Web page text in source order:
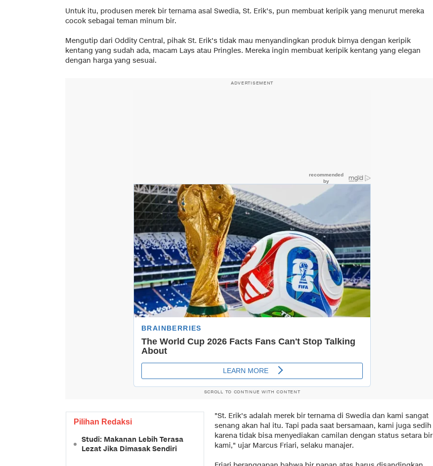
Untuk itu, produsen merek bir ternama asal Swedia, St. Erik's, pun membuat keripik yang menurut mereka
cocok sebagai teman minum bir.
Mengutip dari Oddity Central, pihak St. Erik's tidak mau menyandingkan produk birnya dengan keripik
kentang yang sudah ada, macam Lays atau Pringles. Mereka ingin membuat keripik kentang yang elegan
dengan harga yang sesuai.
ADVERTISEMENT
SCROLL TO CONTINUE WITH CONTENT
Pilihan Redaksi
Studi: Makanan Lebih Terasa
Lezat Jika Dimasak Sendiri
"St. Erik's adalah merek bir ternama di Swedia dan kami sangat
senang akan hal itu. Tapi pada saat bersamaan, kami juga sedih
karena tidak bisa menyediakan camilan dengan status setara bir
kami," ujar Marcus Friari, selaku manajer.